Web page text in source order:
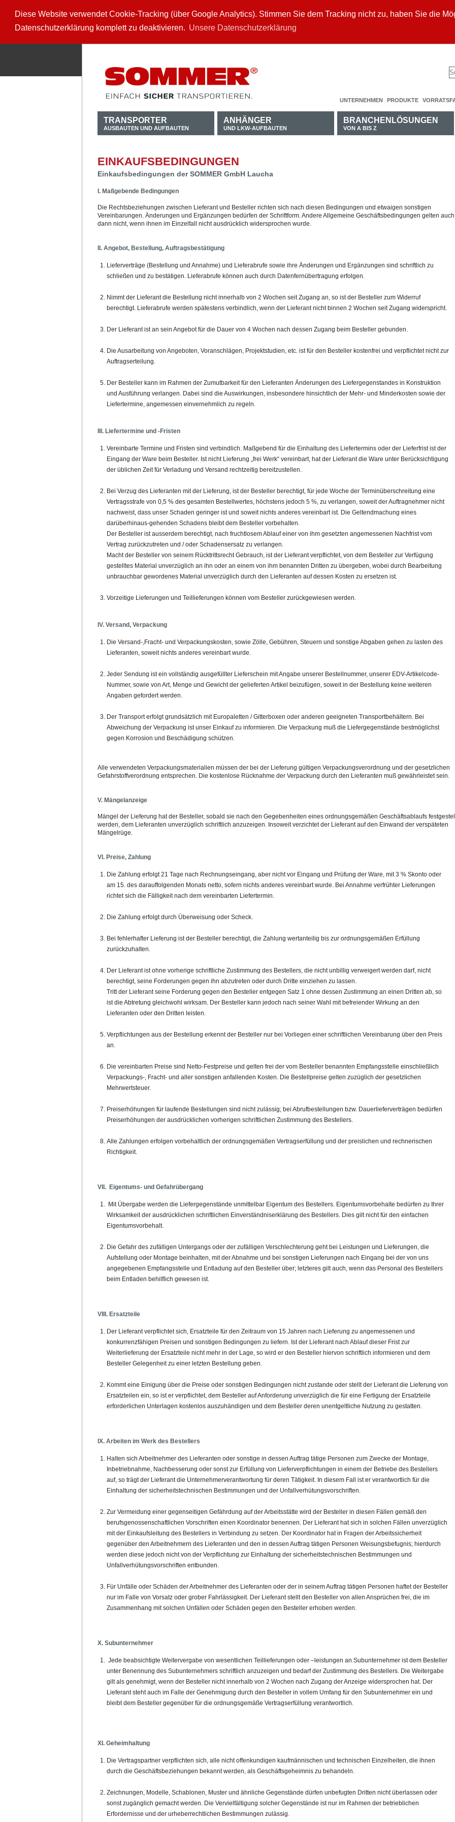
Diese Website verwendet Cookie-Tracking (über Google Analytics). Stimmen Sie dem Tracking nicht zu, haben Sie die
Datenschutzerklärung komplett zu deaktivieren. Unsere Datenschutzerklärung
UNTERNEHMEN PRODUKTE
TRANSPORTER
AUSBAUTEN UND AUFBAUTEN
ANHÄNGER
UND LKW-AUFBAUTEN
BRANCHENLÖSUNGEN
VON A BIS Z
EINKAUFSBEDINGUNGEN
Einkaufsbedingungen der SOMMER GmbH Laucha
I. Maßgebende Bedingungen
Die Rechtsbeziehungen zwischen Lieferant und Besteller richten sich nach diesen Bedingungen und etwaigen sonstigen
Vereinbarungen. Änderungen und Ergänzungen bedürfen der Schriftform. Andere Allgemeine Geschäftsbedingungen gelten auch
dann nicht, wenn ihnen im Einzelfall nicht ausdrücklich widersprochen wurde.
II. Angebot, Bestellung, Auftragsbestätigung
Lieferverträge (Bestellung und Annahme) und Lieferabrufe sowie ihre Änderungen und Ergänzungen sind schriftlich zu
schließen und zu bestätigen. Lieferabrufe können auch durch Datenfernübertragung erfolgen.
Nimmt der Lieferant die Bestellung nicht innerhalb von 2 Wochen seit Zugang an, so ist der Besteller zum Widerruf
berechtigt. Lieferabrufe werden spätestens verbindlich, wenn der Lieferant nicht binnen 2 Wochen seit Zugang widerspricht.
Der Lieferant ist an sein Angebot für die Dauer von 4 Wochen nach dessen Zugang beim Besteller gebunden.
Die Ausarbeitung von Angeboten, Voranschlägen, Projektstudien, etc. ist für den Besteller kostenfrei und verpflichtet nicht zur
Auftragserteilung.
Der Besteller kann im Rahmen der Zumutbarkeit für den Lieferanten Änderungen des Liefergegenstandes in Konstruktion
und Ausführung verlangen. Dabei sind die Auswirkungen, insbesondere hinsichtlich der Mehr- und Minderkosten sowie der
Liefertermine, angemessen einvernehmlich zu regeln.
III. Liefertermine und -Fristen
Vereinbarte Termine und Fristen sind verbindlich. Maßgebend für die Einhaltung des Liefertermins oder der Lieferfrist ist der
Eingang der Ware beim Besteller. Ist nicht Lieferung „frei Werk“ vereinbart, hat der Lieferant die Ware unter Berücksichtigung
der üblichen Zeit für Verladung und Versand rechtzeitig bereitzustellen.
Bei Verzug des Lieferanten mit der Lieferung, ist der Besteller berechtigt, für jede Woche der Terminüberschreitung eine
Vertragsstrafe von 0,5 % des gesamten Bestellwertes, höchstens jedoch 5 %, zu verlangen, soweit der Auftragnehmer nicht
nachweist, dass unser Schaden geringer ist und soweit nichts anderes vereinbart ist. Die Geltendmachung eines
darüberhinaus-gehenden Schadens bleibt dem Besteller vorbehalten.
Der Besteller ist ausserdem berechtigt, nach fruchtlosem Ablauf einer von ihm gesetzten angemessenen Nachfrist vom
Vertrag zurückzutreten und / oder Schadensersatz zu verlangen.
Macht der Besteller von seinem Rücktrittsrecht Gebrauch, ist der Lieferant verpflichtet, von dem Besteller zur Verfügung
gestelltes Material unverzüglich an ihn oder an einem von ihm benannten Dritten zu übergeben, wobei durch Bearbeitung
unbrauchbar gewordenes Material unverzüglich durch den Lieferanten auf dessen Kosten zu ersetzen ist.
Vorzeitige Lieferungen und Teillieferungen können vom Besteller zurückgewiesen werden.
IV. Versand, Verpackung
Die Versand-,Fracht- und Verpackungskosten, sowie Zölle, Gebühren, Steuern und sonstige Abgaben gehen zu lasten des
Lieferanten, soweit nichts anderes vereinbart wurde.
Jeder Sendung ist ein vollständig ausgefüllter Lieferschein mit Angabe unserer Bestellnummer, unserer EDV-Artikelcode-
Nummer, sowie von Art, Menge und Gewicht der gelieferten Artikel beizufügen, soweit in der Bestellung keine weiteren
Angaben gefordert werden.
Der Transport erfolgt grundsätzlich mit Europaletten / Gitterboxen oder anderen geeigneten Transportbehältern. Bei
Abweichung der Verpackung ist unser Einkauf zu informieren. Die Verpackung muß die Liefergegenstände bestmöglichst
gegen Korrosion und Beschädigung schützen.
Alle verwendeten Verpackungsmaterialien müssen der bei der Lieferung gültigen Verpackungsverordnung und der gesetzlichen
Gefahrstoffverordnung entsprechen. Die kostenlose Rücknahme der Verpackung durch den Lieferanten muß gewährleistet sein.
V. Mängelanzeige
Mängel der Lieferung hat der Besteller, sobald sie nach den Gegebenheiten eines ordnungsgemäßen Geschäftsablaufs
werden, dem Lieferanten unverzüglich schriftlich anzuzeigen. Insoweit verzichtet der Lieferant auf den Einwand der verspäteten
Mängelrüge.
VI. Preise, Zahlung
Die Zahlung erfolgt 21 Tage nach Rechnungseingang, aber nicht vor Eingang und Prüfung der Ware, mit 3 % Skonto oder
am 15. des darauffolgenden Monats netto, sofern nichts anderes vereinbart wurde. Bei Annahme verfrühter Lieferungen
richtet sich die Fälligkeit nach dem vereinbarten Liefertermin.
Die Zahlung erfolgt durch Überweisung oder Scheck.
Bei fehlerhafter Lieferung ist der Besteller berechtigt, die Zahlung wertanteilig bis zur ordnungsgemäßen Erfüllung
zurückzuhalten.
Der Lieferant ist ohne vorherige schriftliche Zustimmung des Bestellers, die nicht unbillig verweigert werden darf, nicht
berechtigt, seine Forderungen gegen ihn abzutreten oder durch Dritte einziehen zu lassen.
Tritt der Lieferant seine Forderung gegen den Besteller entgegen Satz 1 ohne dessen Zustimmung an einen Dritten ab, so
ist die Abtretung gleichwohl wirksam. Der Besteller kann jedoch nach seiner Wahl mit befreiender Wirkung an den
Lieferanten oder den Dritten leisten.
Verpflichtungen aus der Bestellung erkennt der Besteller nur bei Vorliegen einer schriftlichen Vereinbarung über den Preis
an.
Die vereinbarten Preise sind Netto-Festpreise und gelten frei der vom Besteller benannten Empfangsstelle einschließlich
Verpackungs-, Fracht- und aller sonstigen anfallenden Kosten. Die Bestellpreise gelten zuzüglich der gesetzlichen
Mehrwertsteuer.
Preiserhöhungen für laufende Bestellungen sind nicht zulässig; bei Abrufbestellungen bzw. Dauerlieferverträgen bedürfen
Preiserhöhungen der ausdrücklichen vorherigen schriftlichen Zustimmung des Bestellers.
Alle Zahlungen erfolgen vorbehaltlich der ordnungsgemäßen Vertragserfüllung und der preislichen und rechnerischen
Richtigkeit.
VII. Eigentums- und Gefahrübergang
Mit Übergabe werden die Liefergegenstände unmittelbar Eigentum des Bestellers. Eigentumsvorbehalte bedürfen zu Ihrer
Wirksamkeit der ausdrücklichen schriftlichen Einverständniserklärung des Bestellers. Dies gilt nicht für den einfachen
Eigentumsvorbehalt.
Die Gefahr des zufälligen Untergangs oder der zufälligen Verschlechterung geht bei Leistungen und Lieferungen, die
Aufstellung oder Montage beinhalten, mit der Abnahme und bei sonstigen Lieferungen nach Eingang bei der von uns
angegebenen Empfangsstelle und Entladung auf den Besteller über; letzteres gilt auch, wenn das Personal des Bestellers
beim Entladen behilflich gewesen ist.
VIII. Ersatzteile
Der Lieferant verpflichtet sich, Ersatzteile für den Zeitraum von 15 Jahren nach Lieferung zu angemessenen und
konkurrenzfähigen Preisen und sonstigen Bedingungen zu liefern. Ist der Lieferant nach Ablauf dieser Frist zur
Weiterlieferung der Ersatzteile nicht mehr in der Lage, so wird er den Besteller hiervon schriftlich informieren und dem
Besteller Gelegenheit zu einer letzten Bestellung geben.
Kommt eine Einigung über die Preise oder sonstigen Bedingungen nicht zustande oder stellt der Lieferant die Lieferung von
Ersatzteilen ein, so ist er verpflichtet, dem Besteller auf Anforderung unverzüglich die für eine Fertigung der Ersatzteile
erforderlichen Unterlagen kostenlos auszuhändigen und dem Besteller deren unentgeltliche Nutzung zu gestatten.
IX. Arbeiten im Werk des Bestellers
Halten sich Arbeitnehmer des Lieferanten oder sonstige in dessen Auftrag tätige Personen zum Zwecke der Montage,
Inbetriebnahme, Nachbesserung oder sonst zur Erfüllung von Lieferverpflichtungen in einem der Betriebe des Bestellers
auf, so trägt der Lieferant die Unternehmerverantwortung für deren Tätigkeit. In diesem Fall ist er verantwortlich für die
Einhaltung der sicherheitstechnischen Bestimmungen und der Unfallverhütungsvorschriften.
Zur Vermeidung einer gegenseitigen Gefährdung auf der Arbeitsstätte wird der Besteller in diesen Fällen gemäß den
berufsgenossenschaftlichen Vorschriften einen Koordinator benennen. Der Lieferant hat sich in solchen Fällen unverzüglich
mit der Einkaufsleitung des Bestellers in Verbindung zu setzen. Der Koordinator hat in Fragen der Arbeitssicherheit
gegenüber den Arbeitnehmern des Lieferanten und den in dessen Auftrag tätigen Personen Weisungsbefugnis; hierdurch
werden diese jedoch nicht von der Verpflichtung zur Einhaltung der sicherheitstechnischen Bestimmungen und
Unfallverhütungsvorschriften entbunden.
Für Unfälle oder Schäden der Arbeitnehmer des Lieferanten oder der in seinem Auftrag tätigen Personen haftet der Besteller
nur im Falle von Vorsatz oder grober Fahrlässigkeit. Der Lieferant stellt den Besteller von allen Ansprüchen frei, die im
Zusammenhang mit solchen Unfällen oder Schäden gegen den Besteller erhoben werden.
X. Subunternehmer
Jede beabsichtigte Weitervergabe von wesentlichen Teillieferungen oder –leistungen an Subunternehmer ist dem Besteller
unter Benennung des Subunternehmers schriftlich anzuzeigen und bedarf der Zustimmung des Bestellers. Die Weitergabe
gilt als genehmigt, wenn der Besteller nicht innerhalb von 2 Wochen nach Zugang der Anzeige widersprochen hat. Der
Lieferant steht auch im Falle der Genehmigung durch den Besteller in vollem Umfang für den Subunternehmer ein und
bleibt dem Besteller gegenüber für die ordnungsgemäße Vertragserfüllung verantwortlich.
XI. Geheimhaltung
Die Vertragspartner verpflichten sich, alle nicht offenkundigen kaufmännischen und technischen Einzelheiten, die ihnen
durch die Geschäftsbeziehungen bekannt werden, als Geschäftsgeheimnis zu behandeln.
Zeichnungen, Modelle, Schablonen, Muster und ähnliche Gegenstände dürfen unbefugten Dritten nicht überlassen oder
sonst zugänglich gemacht werden. Die Vervielfältigung solcher Gegenstände ist nur im Rahmen der betrieblichen
Erfordernisse und der urheberrechtlichen Bestimmungen zulässig.